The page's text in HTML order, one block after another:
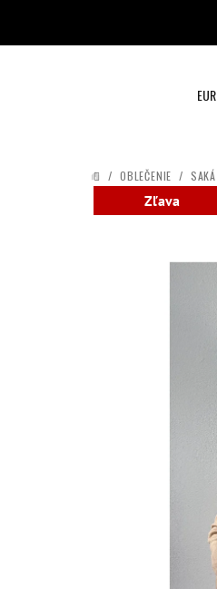
EUR
DOMOV
/ OBLEČENIE / SAKÁ
Zľava